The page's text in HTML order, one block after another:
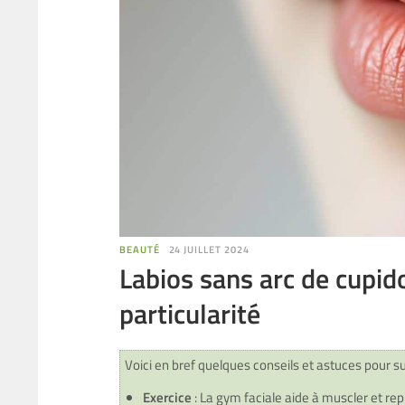
BEAUTÉ 24 JUILLET 2024
Labios sans arc de
particularité
Voici en bref quelques conseils et astuces pour
Exercice : La gym faciale aide à muscler et